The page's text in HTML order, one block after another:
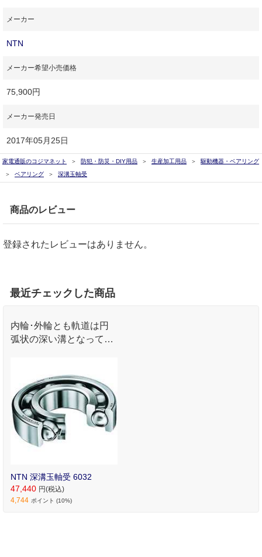
メーカー
NTN
メーカー希望小売価格
75,900円
メーカー発売日
2017年05月25日
家電通販のコジマネット 防犯・防災・DIY用品 生産加工用品
駆動機器・ベアリング
ベアリング
深溝玉軸受
商品のレビュー
登録されたレビューはありません。
最近チェックした商品
内輪･外輪とも軌道は円
弧状の深い溝となってお
合成荷重を受けることが
できます｡
NTN 深溝玉軸受 6032
47,440 円(税込)
4,744 ポイント (10%)